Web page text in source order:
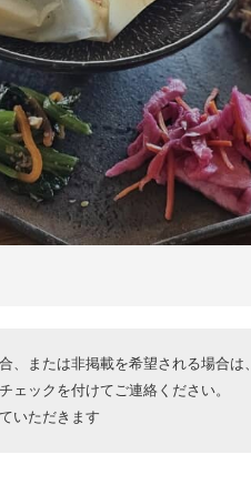
、または非掲載を希望される場合
ェックを付けてご連絡ください。
いただきます